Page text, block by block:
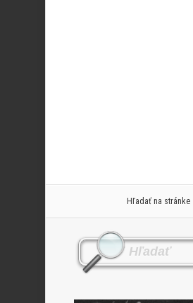
Hľadať na stránke